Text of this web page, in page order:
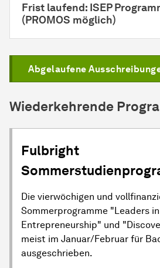
Frist laufend: ISEP
(PROMOS möglich)
Abgelaufene
Wiederkehrende
Fulbright
Die vierwöchigen und
Sommerprogramme "Leaders in
Entrepreneurship" und
meist im Januar/Februar für
ausgeschrieben.